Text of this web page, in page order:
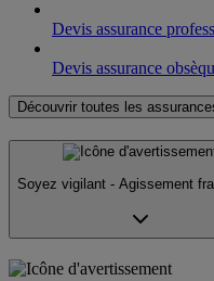
Devis assurance
Devis assurance
Découvrir toutes les
Soyez vigilant - Agissement